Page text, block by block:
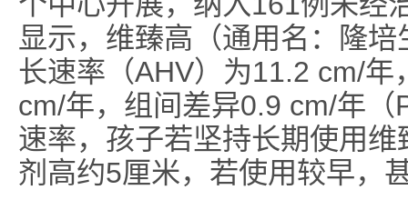
显示，维臻高（通用名：隆
长速率（AHV）为11.2 cm/
cm/年，组间差异0.9 cm/年
速率，孩子若坚持长期使用
剂高约5厘米，若使用较早，